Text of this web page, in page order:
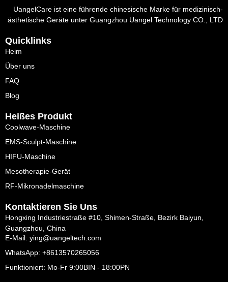
UangelCare ist eine führende chinesische Marke für medizinisch-
ästhetische Geräte unter Guangzhou Uangel Technology CO., LTD
Quicklinks
Heim
Über uns
FAQ
Blog
Heißes Produkt
Coolwave-Maschine
EMS-Sculpt-Maschine
HIFU-Maschine
Mesotherapie-Gerät
RF-Mikronadelmaschine
Kontaktieren Sie Uns
Hongxing Industriestraße #10, Shimen-Straße, Bezirk Baiyun,
Guangzhou, China
E-Mail: ying@uangeltech.com
WhatsApp: +8613570265056
Funktioniert: Mo-Fr 9:00BIN - 18:00PN